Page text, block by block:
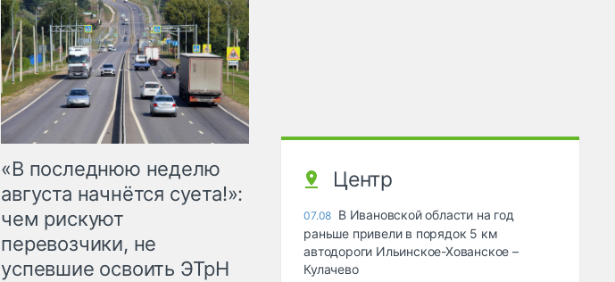
«В последнюю неделю
августа начнётся суета!»:
чем рискуют
перевозчики, не
успевшие освоить ЭТрН
Центр
07.08 В Ивановской области на год
раньше привели в порядок 5 км
автодороги Ильинское-Хованское –
Кулачево